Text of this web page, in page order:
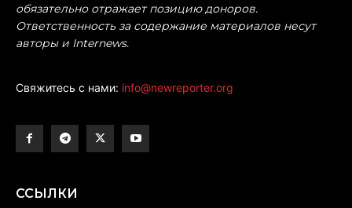
обязательно отражает позицию доноров.
Ответственность за содержание материалов несут
авторы и Internews.
Свяжитесь с нами: info@newreporter.org
ССЫЛКИ